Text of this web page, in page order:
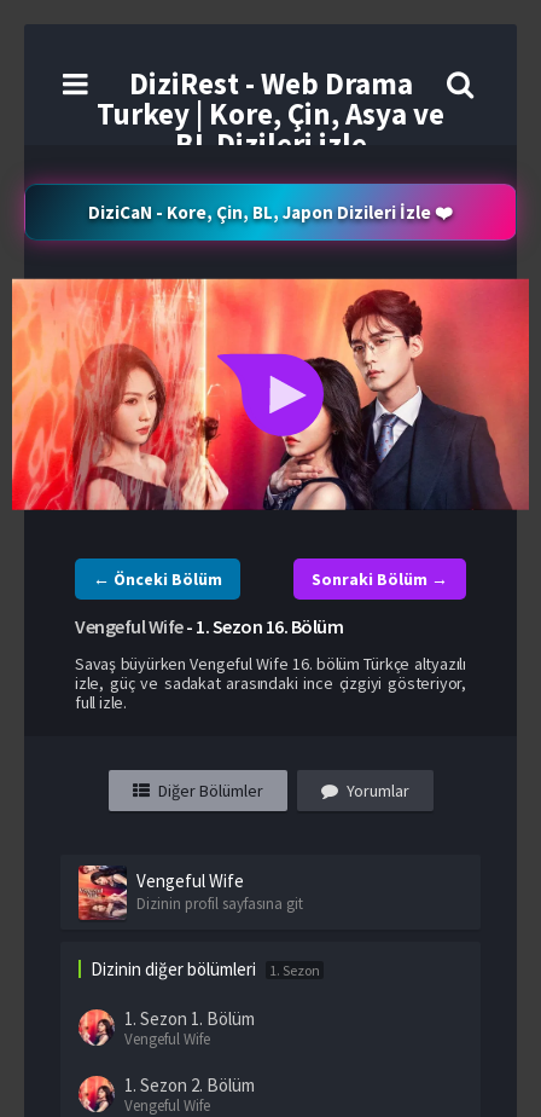
DiziRest - Web Drama
Turkey | Kore, Çin, Asya ve
BL Dizileri izle
DiziCaN - Kore, Çin, BL, Japon Dizileri İzle ❤️
← Önceki Bölüm Sonraki Bölüm →
Vengeful Wife- 1. Sezon 16. Bölüm
Savaş büyürken Vengeful Wife 16. bölüm Türkçe altyazılı
izle, güç ve sadakat arasındaki ince çizgiyi gösteriyor,
full izle.
Diğer Bölümler Yorumlar
Vengeful Wife
Dizinin profil sayfasına git
Dizinin diğer bölümleri 1. Sezon
1. Sezon 1. Bölüm
Vengeful Wife
1. Sezon 2. Bölüm
Vengeful Wife